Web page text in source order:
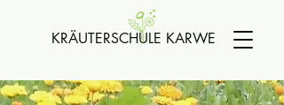
KRÄUTERSCHULE KARWE